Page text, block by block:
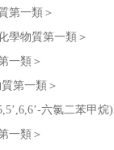
第一類＞
學物質第一類＞
一類＞
第一類＞
六氯二苯甲
一類＞